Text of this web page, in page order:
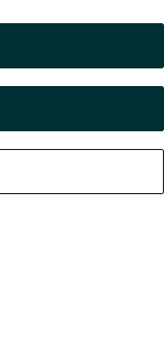
Chat My OLX
Chat My OLX
Czat Konto